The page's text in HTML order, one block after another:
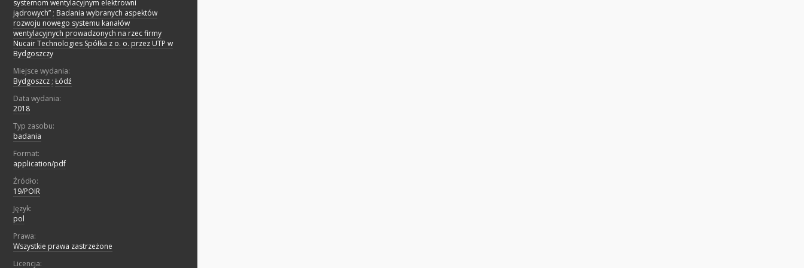
systemom wentylacyjnym elektrowni
jądrowych” ; Badania wybranych aspektów
rozwoju nowego systemu kanałów
wentylacyjnych prowadzonych na rzec firmy
Nucair Technologies Spółka z o. o. przez UTP w
Bydgoszczy
Miejsce wydania:
Bydgoszcz ; Łódź
Data wydania:
2018
Typ zasobu:
badania
Format:
application/pdf
Źródło:
19/POIR
Język:
pol
Prawa:
Wszystkie prawa zastrzeżone
Licencja: